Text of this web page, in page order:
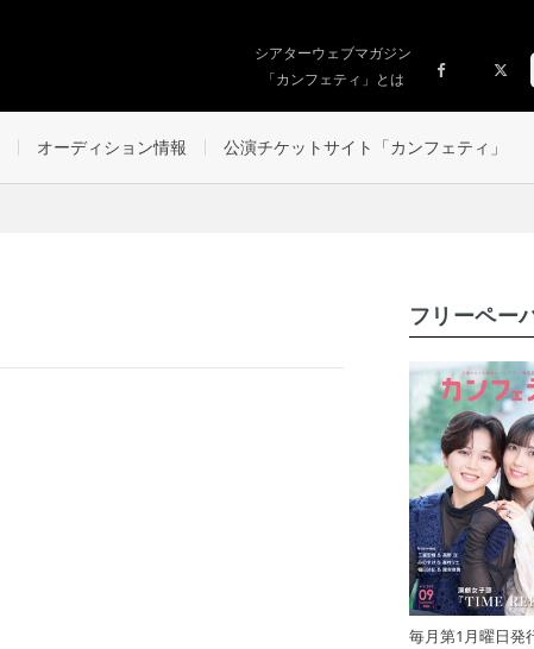
シアターウェブマガジン
「カンフェティ」とは
オーディション情報 公演チケットサイト「カンフェティ」
フリーペー
毎月第1月曜日発